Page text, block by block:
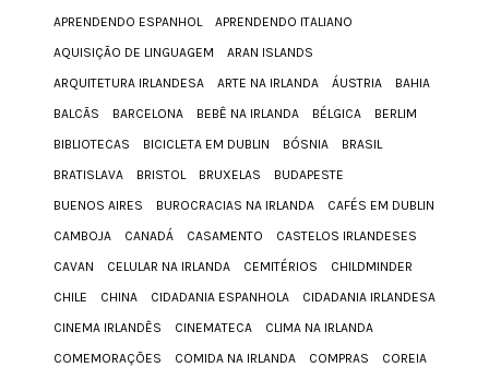
APRENDENDO ESPANHOL
APRENDENDO ITALIANO
AQUISIÇÃO DE LINGUAGEM
ARAN ISLANDS
ARQUITETURA IRLANDESA
ARTE NA IRLANDA ÁUSTRIA
BAHIA
BALCÃS
BARCELONA BEBÊ NA IRLANDA BÉLGICA
BERLIM
BIBLIOTECAS
BICICLETA EM DUBLIN BÓSNIA
BRASIL
BRATISLAVA
BRISTOL BRUXELAS
BUDAPESTE
BUENOS AIRES
BUROCRACIAS NA IRLANDA
CAFÉS EM DUBLIN
CAMBOJA
CANADÁ CASAMENTO
CASTELOS IRLANDESES
CAVAN
CELULAR NA IRLANDA CEMITÉRIOS
CHILDMINDER
CHILE
CHINA CIDADANIA ESPANHOLA
CIDADANIA IRLANDESA
CINEMA IRLANDÊS
CINEMATECA
CLIMA NA IRLANDA
COMEMORAÇÕES
COMIDA NA IRLANDA COMPRAS
COREIA